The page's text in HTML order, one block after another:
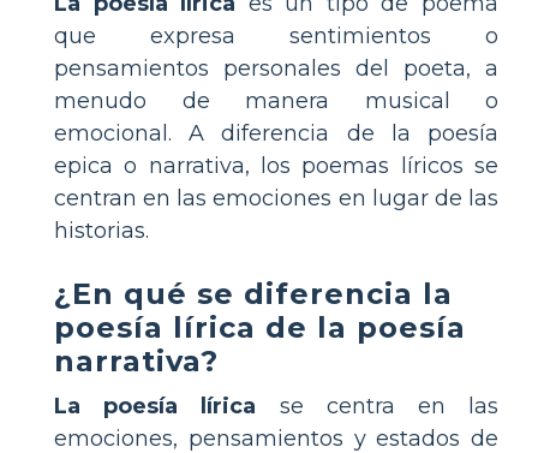
que expresa sentimientos o
pensamientos personales del poeta, a
menudo de manera musical o
emocional. A diferencia de la poesía
epica o narrativa, los poemas líricos se
centran en las emociones en lugar de las
historias.
¿En qué se diferencia la
poesía lírica de la poesía
narrativa?
La poesía lírica se centra en las
emociones, pensamientos y estados de